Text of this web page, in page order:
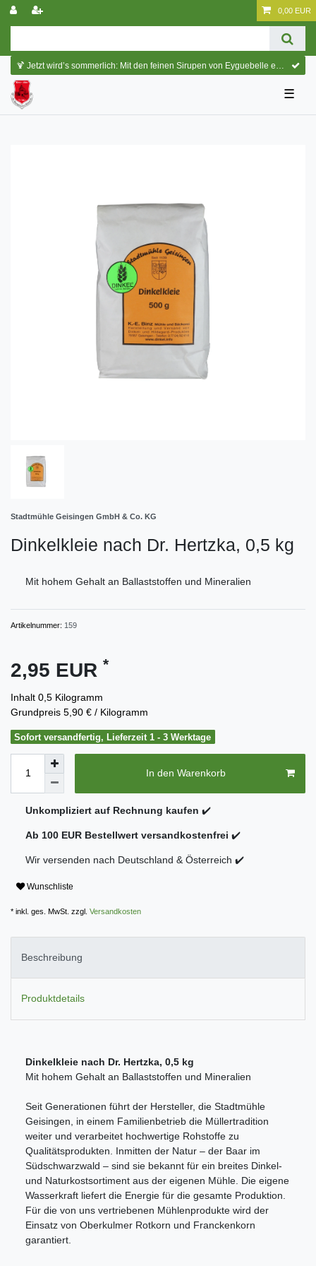
0,00 EUR
🍹 Jetzt wird’s sommerlich: Mit den feinen Sirupen von Eyguebelle entstehen erfrischende Cocktails und köstliche Sommerdrinks.
☰
Stadtmühle Geisingen GmbH & Co. KG
Dinkelkleie nach Dr. Hertzka, 0,5 kg
Mit hohem Gehalt an Ballaststoffen und Mineralien
Artikelnummer: 159
2,95 EUR *
Inhalt 0,5 Kilogramm
Grundpreis 5,90 € / Kilogramm
Sofort versandfertig, Lieferzeit 1 - 3 Werktage
In den Warenkorb
Unkompliziert auf Rechnung kaufen ✔️
Ab 100 EUR Bestellwert versandkostenfrei ✔️
Wir versenden nach Deutschland & Österreich ✔️
Wunschliste
* inkl. ges. MwSt. zzgl. Versandkosten
Beschreibung
Produktdetails
Dinkelkleie nach Dr. Hertzka, 0,5 kg
Mit hohem Gehalt an Ballaststoffen und Mineralien
Seit Generationen führt der Hersteller, die Stadtmühle
Geisingen, in einem Familienbetrieb die Müllertradition
weiter und verarbeitet hochwertige Rohstoffe zu
Qualitätsprodukten. Inmitten der Natur – der Baar im
Südschwarzwald – sind sie bekannt für ein breites Dinkel-
und Naturkostsortiment aus der eigenen Mühle. Die eigene
Wasserkraft liefert die Energie für die gesamte Produktion.
Für die von uns vertriebenen Mühlenprodukte wird der
Einsatz von Oberkulmer Rotkorn und Franckenkorn
garantiert.